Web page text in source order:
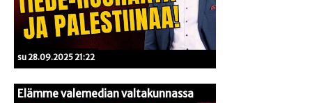
su 28.09.2025 21:22
Elämme valemedian valtakunnassa